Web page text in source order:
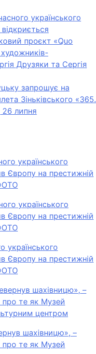
українського
проєкт «Quo
Друзяки та Сергія
запрошує на
Зіньківського «365.
26 липня
українського
Європу на престижній
українського
Європу на престижній
українського
Європу на престижній
шахівницю», –
про те як Музей
центром
шахівницю», –
про те як Музей